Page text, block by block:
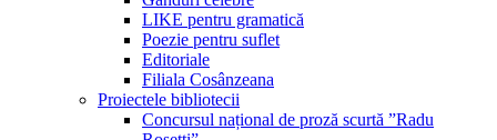
LIKE pentru gramatică
Poezie pentru suflet
Editoriale
Filiala Cosânzeana
Proiectele bibliotecii
Concursul național de proză scurtă ”Radu